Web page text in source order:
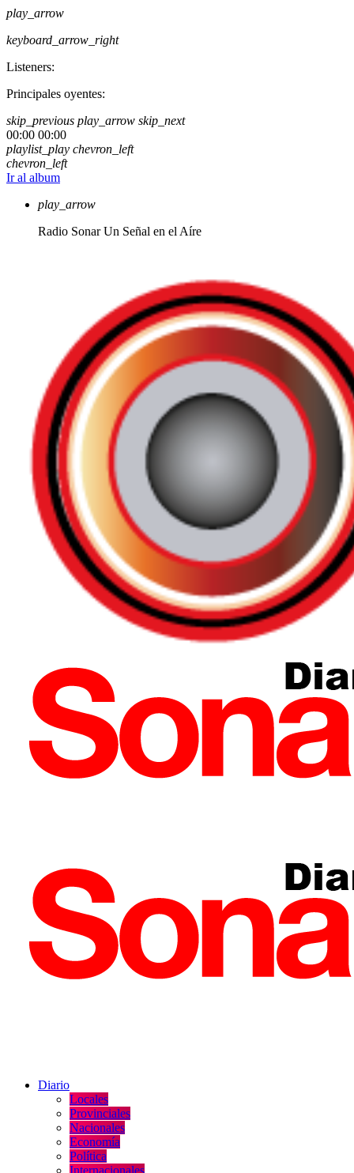
play_arrow
keyboard_arrow_right
Listeners:
Principales oyentes:
skip_previous play_arrow skip_next
00:00 00:00
playlist_play chevron_left
chevron_left
Ir al album
play_arrow
Radio Sonar Un Señal en el Aíre
Diario
Locales
Provinciales
Nacionales
Economía
Política